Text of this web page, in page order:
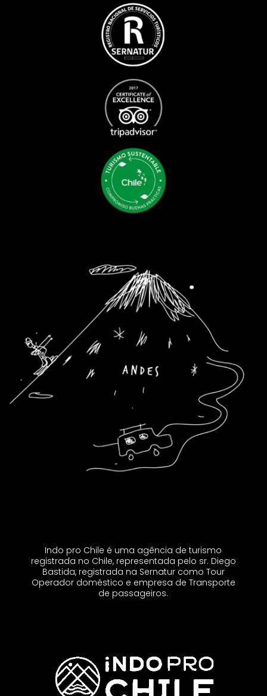
Indo pro Chile é uma agência de turismo
registrada no Chile, representada pelo sr. Diego
Bastida, registrada na Sernatur como Tour
Operador doméstico e empresa de Transporte
de passageiros.